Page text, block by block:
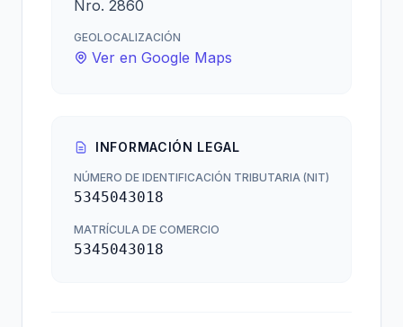
Nro. 2860
GEOLOCALIZACIÓN
Ver en Google Maps
INFORMACIÓN LEGAL
NÚMERO DE IDENTIFICACIÓN TRIBUTARIA (NIT)
5345043018
MATRÍCULA DE COMERCIO
5345043018